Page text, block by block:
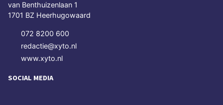
van Benthuizenlaan 1
1701 BZ Heerhugowaard
072 8200 600
redactie@xyto.nl
www.xyto.nl
SOCIAL MEDIA